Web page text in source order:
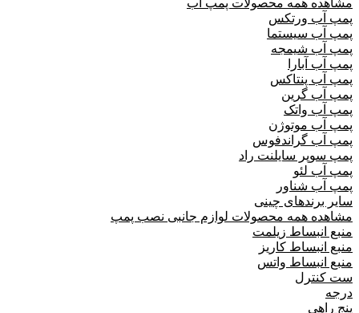
مشاهده همه محصولات پمپ آب
پمپ آب ورتکس
پمپ آب سیستما
پمپ آب شیمجه
پمپ آب آبارا
پمپ آب پنتاکس
پمپ آب گرین
پمپ آب واتک
پمپ آب موتوژن
پمپ آب گراندفوس
پمپ سوپر سایلنت راد
پمپ آب لئو
پمپ آب شناور
سایر برندهای چینی
مشاهده همه محصولات لوازم جانبی نصب پمپ
منبع انبساط زیلمت
منبع انبساط کاریز
منبع انبساط واتس
ست کنترل
درجه
پنج راهی